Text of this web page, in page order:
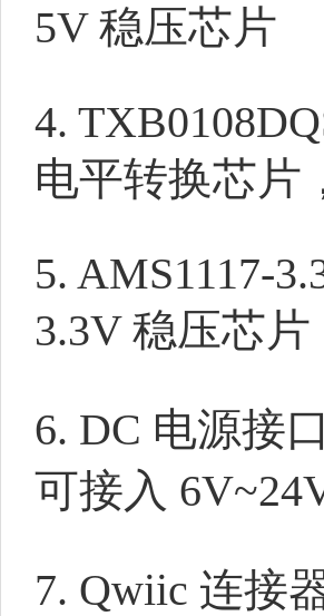
5V 稳压芯片
4.
电平转换芯片
5. AMS1117-
3.3V 稳压芯片
6. DC 电源接口
可接入
7. Qwiic 连接